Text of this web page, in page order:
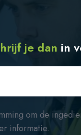
je dan in
om de
informatie.